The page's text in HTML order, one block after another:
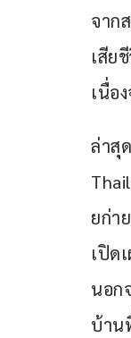
จาก
เสีย
เนื่อ
ล่าสุ
ยก่า
เปิด
นอก
บ้าน